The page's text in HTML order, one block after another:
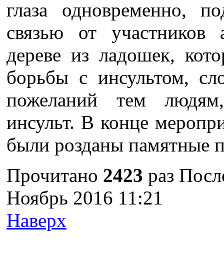
глаза одновременно,
связью от участников
дереве из ладошек,
борьбы с инсультом,
пожеланий тем
инсульт. В конце
были розданы памятные
Прочитано 2423 раз
Ноябрь 2016 11:21
Наверх